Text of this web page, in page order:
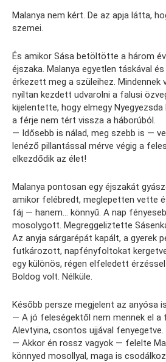
Malanya nem kért. De az apja látta,
szemei.
És amikor Sása betöltötte a három
éjszaka. Malanya egyetlen táskával
érkezett meg a szüleihez. Mindennek
nyíltan kezdett udvarolni a falusi
kijelentette, hogy elmegy Nyegyezsda
a férje nem tért vissza a háborúból.
— Idősebb is nálad, meg szebb is —
lenéző pillantással mérve végig a
elkezdődik az élet!
Malanya pontosan egy éjszakát
amikor felébredt, meglepetten vette
fáj — hanem… könnyű. A nap
mosolygott. Megreggeliztette
Az anyja sárgarépát kapált, a gyerek
futkározott, napfényfoltokat
egy különös, régen elfeledett
Boldog volt. Nélküle.
Később persze megjelent az anyósa
— A jó feleségektől nem mennek el
Alevtyina, csontos ujjával fenyegetve.
— Akkor én rossz vagyok — felelte
könnyed mosollyal, maga is